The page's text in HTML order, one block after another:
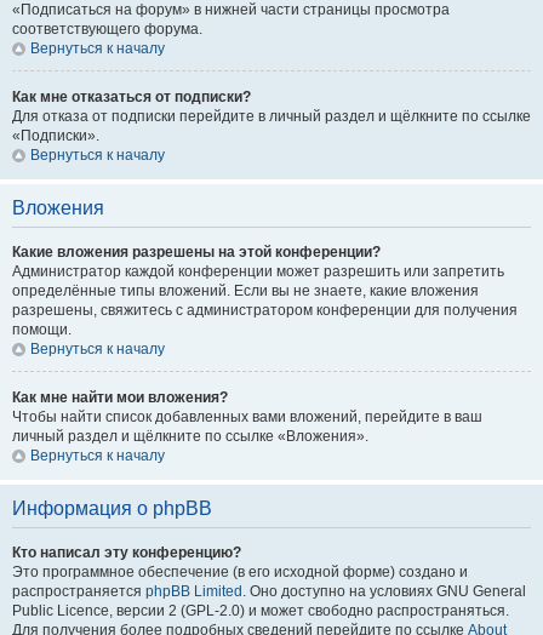
«Подписаться на форум» в нижней части страницы просмотра
соответствующего форума.
Вернуться к началу
Как мне отказаться от подписки?
Для отказа от подписки перейдите в личный раздел и щёлкните по ссылке
«Подписки».
Вернуться к началу
Вложения
Какие вложения разрешены на этой конференции?
Администратор каждой конференции может разрешить или запретить
определённые типы вложений. Если вы не знаете, какие вложения
разрешены, свяжитесь с администратором конференции для получения
помощи.
Вернуться к началу
Как мне найти мои вложения?
Чтобы найти список добавленных вами вложений, перейдите в ваш
личный раздел и щёлкните по ссылке «Вложения».
Вернуться к началу
Информация о phpBB
Кто написал эту конференцию?
Это программное обеспечение (в его исходной форме) создано и
распространяется phpBB Limited . Оно доступно на условиях GNU General
Public Licence, версии 2 (GPL-2.0) и может свободно распространяться.
Для получения более подробных сведений перейдите по ссылке About